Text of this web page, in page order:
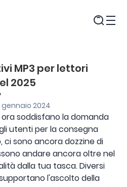
MP3 per lettori
2025
2024
soddisfano la domanda
utenti per la consegna
ci sono ancora dozzine di
andare ancora oltre nel
dalla tua tasca. Diversi
l'ascolto della